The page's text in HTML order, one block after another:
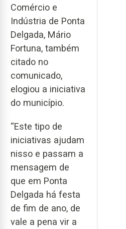
Comércio e
Indústria de Ponta
Delgada, Mário
Fortuna, também
citado no
comunicado,
elogiou a iniciativa
do município.
“Este tipo de
iniciativas ajudam
nisso e passam a
mensagem de
que em Ponta
Delgada há festa
de fim de ano, de
vale a pena vir a